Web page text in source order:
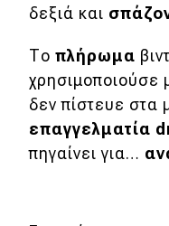
Αποστολή
Συγκρίνουμε
Αγώνες
Formula 1
δεξιά και
Το πλήρωμα
χρησιμοποιούσε
δεν πίστευε στα
επαγγελματία
πηγαίνει για…